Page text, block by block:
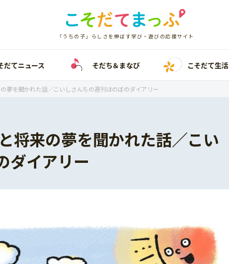
「うちの子」らしさを伸ばす学び・遊びの応援サイト
だてニュース そだち＆まなび こそだて生活
夢を聞かれた話／こいしさんちの週刊ほのぼのダイアリー
将来の夢を聞かれた話／こい
ダイアリー